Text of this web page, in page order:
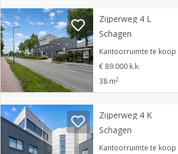
Zijperweg 4 L
Schagen
Kantoorruimte te koop
€ 89.000 k.k.
38 m2
Zijperweg 4 K
Schagen
Kantoorruimte te koop